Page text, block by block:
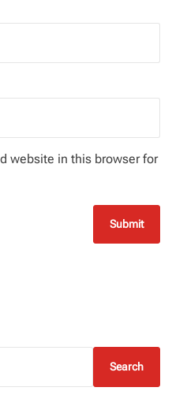
website in this browser for
Search